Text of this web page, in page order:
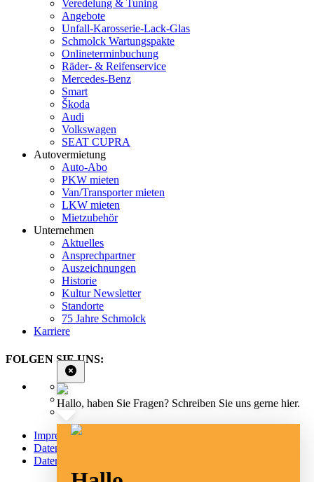
Veredelung & Tuning
Angebote
Unfall-Karosserie-Lack-Glas
Schmolck Wartungspakte
Onlineterminbuchung
Räder- & Reifenservice
Mercedes-Benz
Smart
Škoda
Audi
Volkswagen
SEAT CUPRA
Autovermietung
Auto-Abo
PKW mieten
Van/Transporter mieten
LKW mieten
Mietzubehör
Unternehmen
Aktuelles
Ansprechpartner
Auszeichnungen
Historie
Kultur Newsletter
Standorte
75 Jahre Schmolck
Karriere
FOLGEN SIE UNS:
Impressum
Datenschutz
Datenschutz Social Media
Hallo, haben Sie Fragen? Schreiben Sie uns gerne hier.